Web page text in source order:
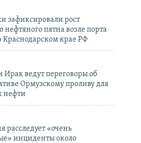
зафиксировали рост
нефтяного пятна возле порта
Краснодарском крае РФ
Ирак ведут переговоры об
Ормузскому проливу для
нефти
расследует «очень
инциденты около